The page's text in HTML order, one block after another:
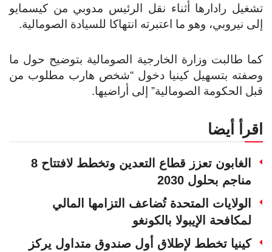
تشغيل رادارها أثناء نقل الرئيس مدوبي من كيسمايو
إلى نيروبي، وهو ما اعتبرته انتهاكا للسيادة الصومالية.
كما طالبت وزارة الخارجية الصومالية بتوضيح حول ما
وصفته بتسهيل كينيا دخول “شخص هارب مطلوب من
قبل الحكومة الصومالية” إلى أراضيها.
اقرأ أيضا
الغابون تعزز قطاع التعدين وتخطط لافتتاح 8
مناجم بحلول 2030
الولايات المتحدة تُضاعف التزامها المالي
لمكافحة الإيبولا بالكونغو
كينيا تخطط لإطلاق أول صندوق متداول يركز